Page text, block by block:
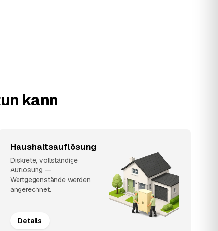
kann
Haushaltsauflösung
Diskrete, vollständige
Auflösung —
Wertgegenstände werden
angerechnet.
Details